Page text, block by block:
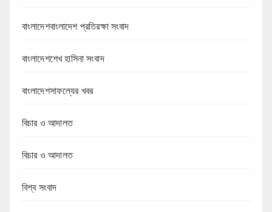
বাংলাদেশবাংলাদেশ প্রতিরক্ষা সংবাদ
বাংলাদেশশেখ হাসিনা সংবাদ
বাংলাদেশসাফল্যের খবর
বিচার ও আদালত
বিচার ও আদালত
বিশ্ব সংবাদ